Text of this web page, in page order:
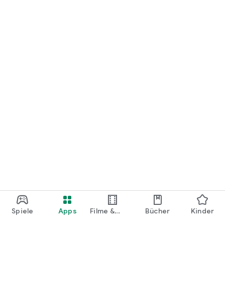
Spiele Apps
Filme &
Bücher Kinder